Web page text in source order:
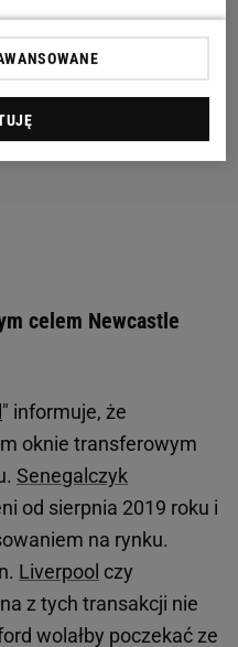
celem Newcastle
" informuje, że
oknie transferowym
Senegalczyk
od sierpnia 2019 roku i
na rynku.
Liverpool czy
z tych transakcji nie
wolałby poczekać ze